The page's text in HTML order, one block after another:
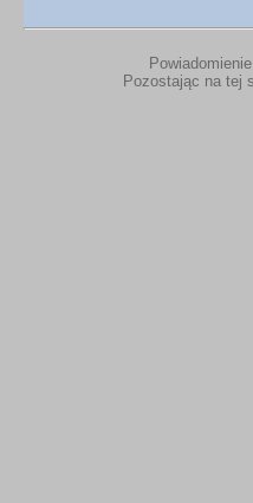
Pozostając na tej